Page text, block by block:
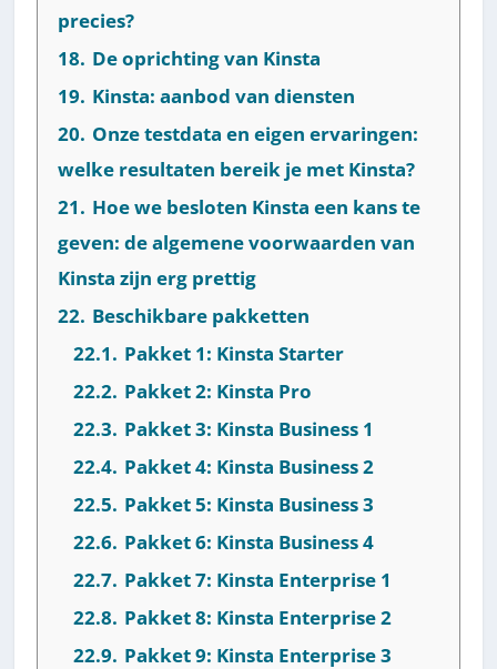
precies?
18. De oprichting van Kinsta
19. Kinsta: aanbod van diensten
20. Onze testdata en eigen ervaringen:
welke resultaten bereik je met Kinsta?
21. Hoe we besloten Kinsta een kans te
geven: de algemene voorwaarden van
Kinsta zijn erg prettig
22. Beschikbare pakketten
22.1. Pakket 1: Kinsta Starter
22.2. Pakket 2: Kinsta Pro
22.3. Pakket 3: Kinsta Business 1
22.4. Pakket 4: Kinsta Business 2
22.5. Pakket 5: Kinsta Business 3
22.6. Pakket 6: Kinsta Business 4
22.7. Pakket 7: Kinsta Enterprise 1
22.8. Pakket 8: Kinsta Enterprise 2
22.9. Pakket 9: Kinsta Enterprise 3